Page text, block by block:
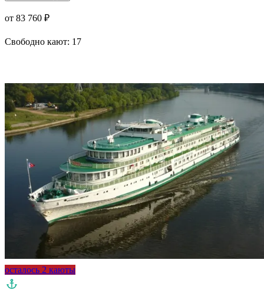
от 83 760 ₽
Свободно кают: 17
осталось 2 каюты